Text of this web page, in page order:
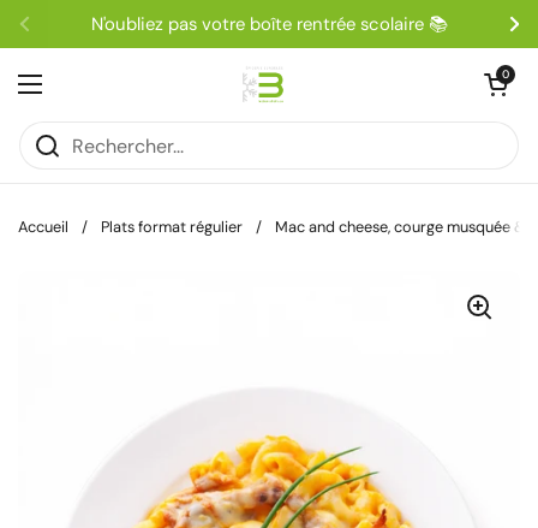
Passer au contenu
PrécédentN'oubliez pas votre boîte rentrée scolaire 📚
Ouvrir le menu
Ouvrir le
0
Accueil / Plats format régulier / Mac and cheese, courge musquée &